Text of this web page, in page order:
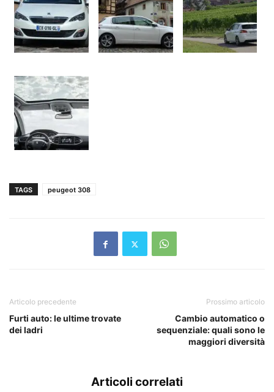
TAGS peugeot 308
Articolo precedente
Furti auto: le ultime trovate
dei ladri
Prossimo articolo
Cambio automatico o
sequenziale: quali sono le
maggiori diversità
Articoli correlati